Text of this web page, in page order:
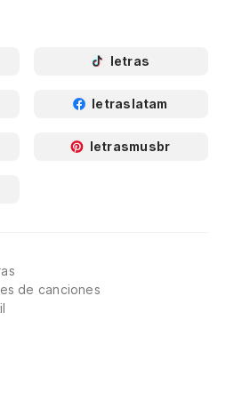
letras
letraslatam
letrasmusbr
de canciones